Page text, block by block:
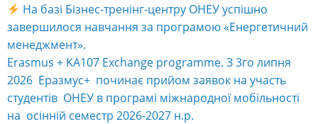
На базі Бізнес-тренінг-центру ОНЕУ успішно
завершилося навчання за програмою «Енергетичний
менеджмент».
Erasmus + KA107 Exchange programme. З 3го липня
2026 Еразмус+ починає прийом заявок на участь
студентів ОНЕУ в програмі міжнародної мобільності
на осінній семестр 2026-2027 н.р.